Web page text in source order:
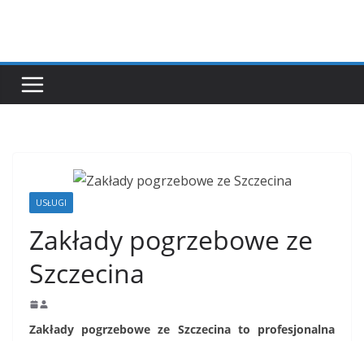
USŁUGI
Zakłady pogrzebowe ze
Szczecina
Zakłady pogrzebowe ze Szczecina to profesjonalna